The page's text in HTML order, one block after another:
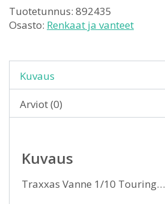
Tuotetunnus: 892435
Osasto: Renkaat ja vanteet
Kuvaus
Arviot (0)
Kuvaus
Traxxas Vanne 1/10 Touring…